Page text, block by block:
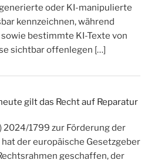
oder KI-manipulierte
kennzeichnen, während
bestimmte KI-Texte von
sichtbar offenlegen […]
gilt das Recht auf Reparatur
2024/1799 zur Förderung der
der europäische Gesetzgeber
geschaffen, der